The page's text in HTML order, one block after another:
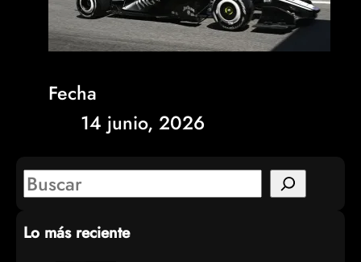
Fecha
14 junio, 2026
S
a
Lo más reciente